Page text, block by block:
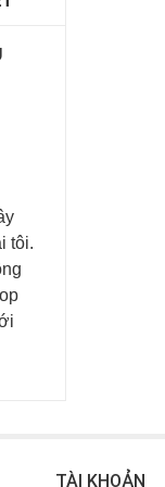
tôi.
TÀI KHOẢN